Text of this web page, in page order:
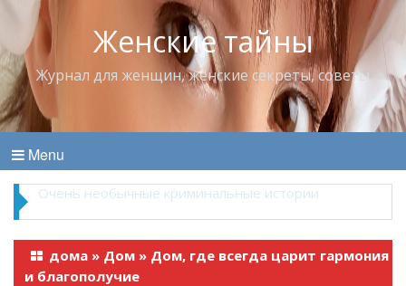
Женские тайны
Журнал для женщин, женские секреты, советы
Menu
Владимир Набоков — повелитель Лоллит
дома » Дом » Дом, где всегда царит гармония
и благополучие